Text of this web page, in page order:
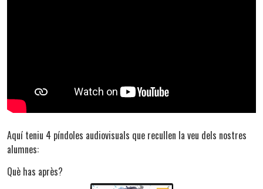
Aquí teniu 4 píndoles audiovisuals que recullen la veu dels nostres
alumnes:
Què has après?